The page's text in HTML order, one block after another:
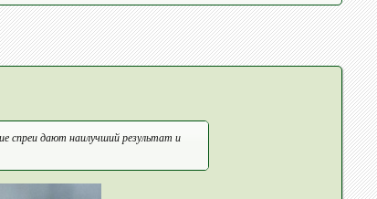
спреи дают наилучший результат и